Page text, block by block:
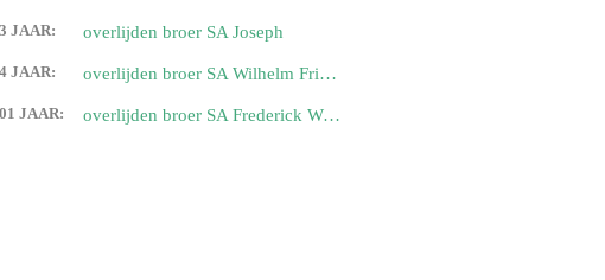
JAAR: overlijden broer SA Joseph
JAAR: overlijden broer SA Wilhelm Friedrich
JAAR: overlijden broer SA Frederick William